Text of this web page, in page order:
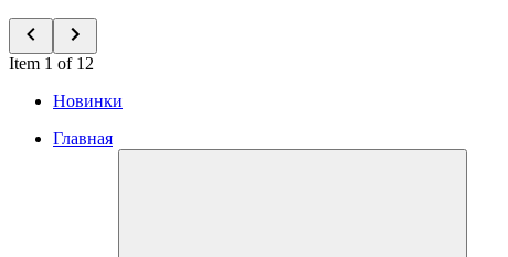
Item 1 of 12
Новинки
Главная